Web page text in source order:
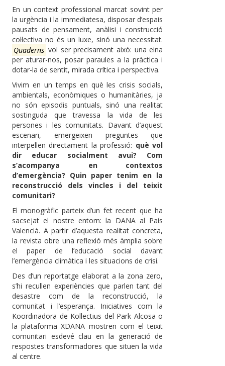
En un context professional marcat sovint per
la urgència i la immediatesa, disposar d’espais
pausats de pensament, anàlisi i construcció
col·lectiva no és un luxe, sinó una necessitat.
Quaderns vol ser precisament això: una eina
per aturar-nos, posar paraules a la pràctica i
dotar-la de sentit, mirada crítica i perspectiva.
Vivim en un temps en què les crisis socials,
ambientals, econòmiques o humanitàries, ja
no són episodis puntuals, sinó una realitat
sostinguda que travessa la vida de les
persones i les comunitats. Davant d’aquest
escenari, emergeixen preguntes que
interpel·len directament la professió: què vol
dir educar socialment avui? Com
s’acompanya en contextos
d’emergència? Quin paper tenim en la
reconstrucció dels vincles i del teixit
comunitari?
El monogràfic parteix d’un fet recent que ha
sacsejat el nostre entorn: la DANA al País
Valencià. A partir d’aquesta realitat concreta,
la revista obre una reflexió més àmplia sobre
el paper de l’educació social davant
l’emergència climàtica i les situacions de crisi.
Des d’un reportatge elaborat a la zona zero,
s’hi recullen experiències que parlen tant del
desastre com de la reconstrucció, la
comunitat i l’esperança. Iniciatives com la
Koordinadora de Kol·lectius del Park Alcosa o
la plataforma XDANA mostren com el teixit
comunitari esdevé clau en la generació de
respostes transformadores que situen la vida
al centre.